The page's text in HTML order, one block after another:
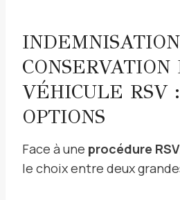
CONSERVATION
VÉHICULE RSV
OPTIONS
Face à une procédure RSV
le choix entre deux